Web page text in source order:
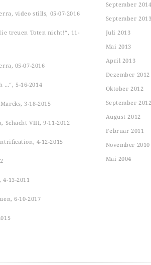
video stills, 05-07-2016
treuen Toten nicht!“, 11-
05-07-2016
…“, 5-16-2014
3-18-2015
Schacht VIII, 9-11-2012
4-12-2015
13-2011
6-10-2017
September
September
Juli 2013
Mai 2013
April 2013
Dezember 2012
Oktober 2012
September
August 2012
Februar 2011
November 2010
Mai 2004